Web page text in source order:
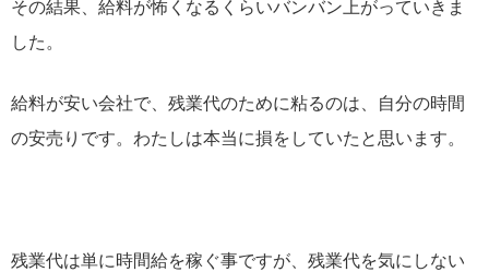
その結果、給料が怖くなるくらいバンバン上がっていきま
した。
給料が安い会社で、残業代のために粘るのは、自分の時間
の安売りです。わたしは本当に損をしていたと思います。
残業代は単に時間給を稼ぐ事ですが、残業代を気にしない